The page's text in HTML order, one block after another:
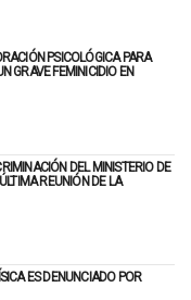
PSICOLÓGICA PARA
GRAVE FEMINICIDIO EN
DEL MINISTERIO DE
REUNIÓN DE LA
ES DENUNCIADO POR